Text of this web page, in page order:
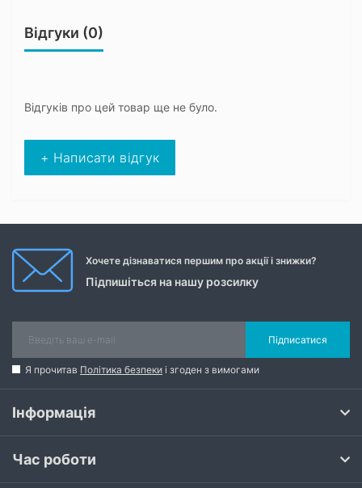
Відгуки (0)
Відгуків про цей товар ще не було.
+ Написати відгук
Хочете дізнаватися першим про акції і знижки?
Підпишіться на нашу розсилку
Підписатися
Я прочитав Політика безпеки і згоден з вимогами
Інформація
Час роботи